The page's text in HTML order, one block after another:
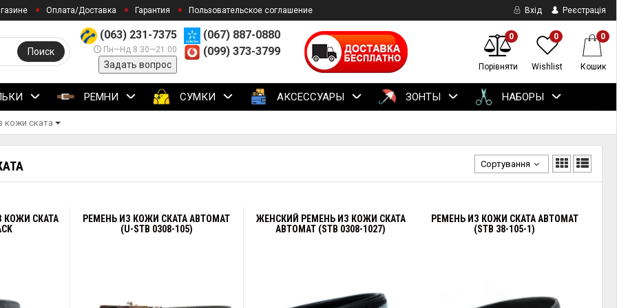
Оплата/Доставка Гарантия Пользовательское соглашение Вхід Реєстрація
(063) 231-7375
Пн—Нд 8:30—21:00
Задать вопрос
(067) 887-0880
(099) 373-3799
Поиск
0
Порівняти
0
Wishlist
0
Кошик
РЕМНИ СУМКИ АКСЕССУАРЫ ЗОНТЫ НАБОРЫ
кожи ската
Сортування
КОЖИ СКАТА
РЕМЕНЬ ИЗ КОЖИ СКАТА АВТОМАТ
(U-STB 0308-105)
ЖЕНСКИЙ РЕМЕНЬ ИЗ КОЖИ СКАТА
АВТОМАТ (STB 0308-1027)
РЕМЕНЬ ИЗ КОЖИ СКАТА АВТОМАТ
(STB 38-105-1)